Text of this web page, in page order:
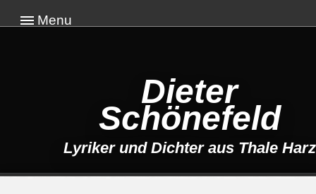
Menu
Dieter
Schönefeld
Lyriker und Dichter aus Thale Harz